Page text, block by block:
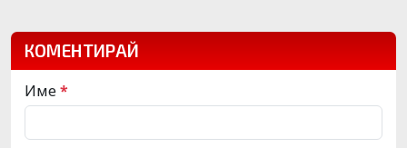
КОМЕНТИРАЙ
Име*